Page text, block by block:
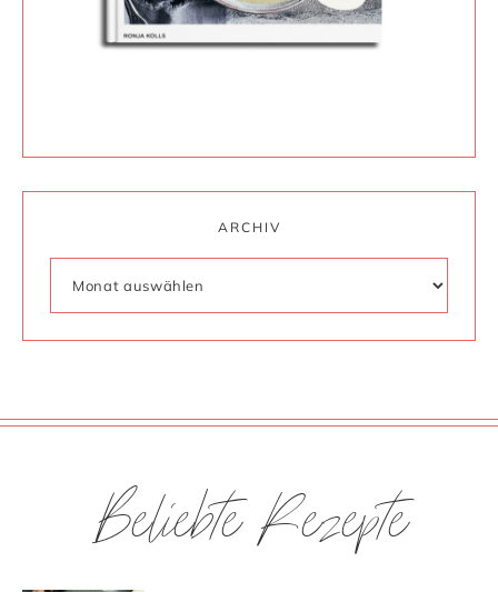
ARCHIV
Beliebte Rezepte